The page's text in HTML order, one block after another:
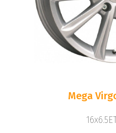
Mega